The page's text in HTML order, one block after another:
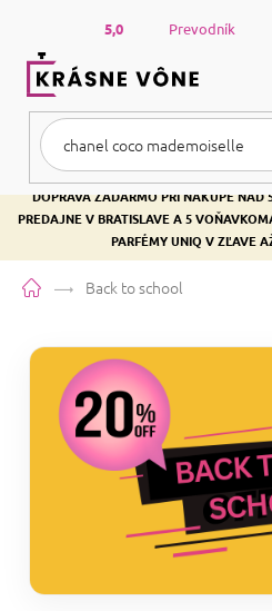
obsah
DOPRAVA ZADARMO PRI NÁKUPE NAD
PREDAJNE V BRATISLAVE A 5
PARFÉMY UNIQ V ZĽAVE
5,0 Prevodník
DomovBack to school